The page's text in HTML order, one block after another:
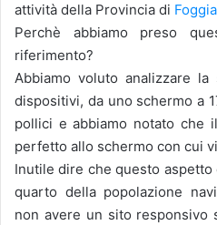
attività della Provincia di Foggia
Perchè abbiamo preso
riferimento?
Abbiamo voluto analizzare
dispositivi, da uno schermo a
pollici e abbiamo notato che
perfetto allo schermo con cui
Inutile dire che questo
quarto della popolazione
non avere un sito responsivo